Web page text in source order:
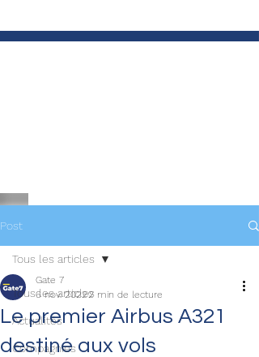
Post
Tous les articles
Actualités
Compagnies
Tous les articles
Le premier Airbus A321
destiné aux vols
Gate 7
6 nov. 20222 min de lecture